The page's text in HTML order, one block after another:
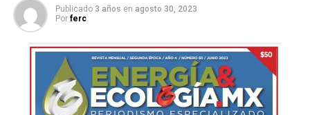
Publicado 3 años en agosto 30, 2023
Por ferc